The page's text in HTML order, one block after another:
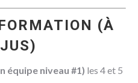
(À
équipe niveau #1) les 4 et 5